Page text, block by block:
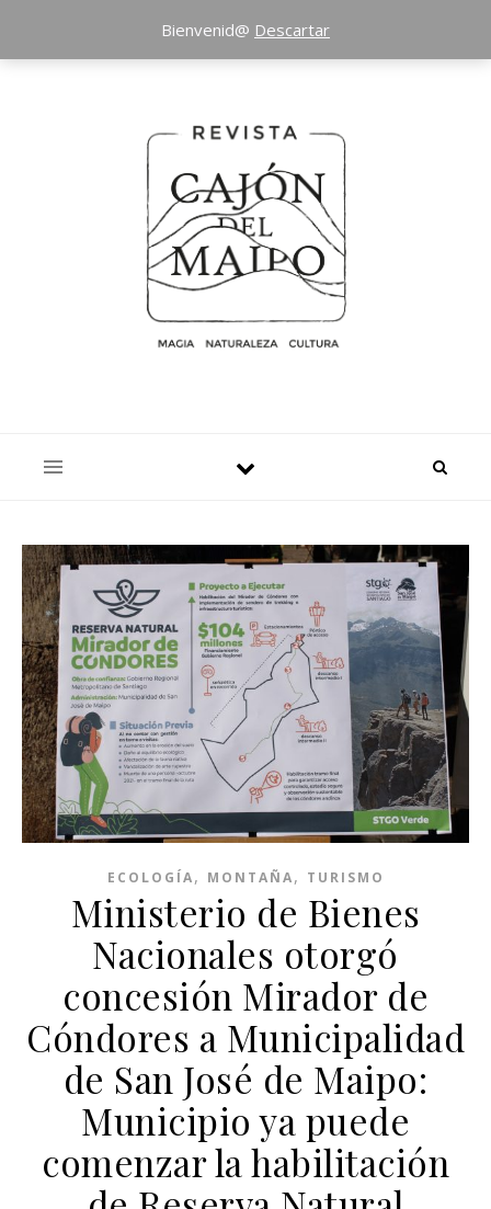
ECOLOGÍA, MONTAÑA, TURISMO
Ministerio de Bienes
Nacionales otorgó
concesión Mirador de
Cóndores a Municipalidad
de San José de Maipo:
Municipio ya puede
comenzar la habilitación
Bienvenid@ Descartar